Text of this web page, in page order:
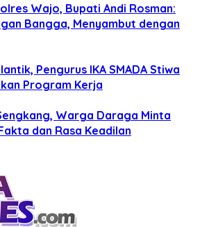
Wajo, Bupati Andi Rosman:
Bangga, Menyambut dengan
Pengurus IKA SMADA Stiwa
Program Kerja
Warga Daraga Minta
dan Rasa Keadilan